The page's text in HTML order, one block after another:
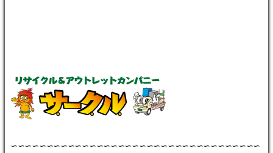
∽∽∽∽∽∽∽∽∽∽∽∽∽∽∽∽∽∽∽∽∽∽∽∽∽∽∽∽∽∽∽∽∽∽∽